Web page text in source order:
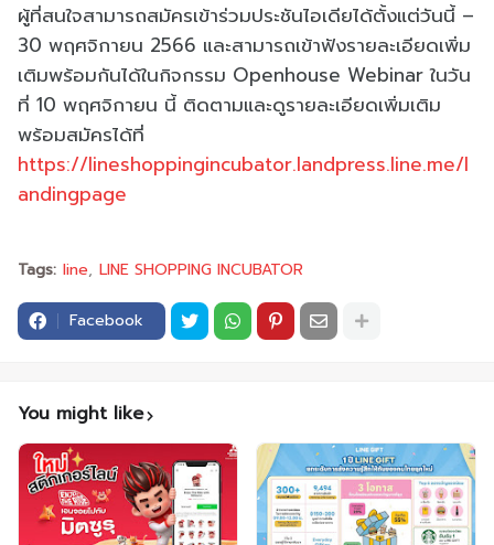
ผู้ที่สนใจสามารถสมัครเข้าร่วมประชันไอเดียได้ตั้งแต่วันนี้ –
30 พฤศจิกายน 2566 และสามารถเข้าฟังรายละเอียดเพิ่ม
เติมพร้อมกันได้ในกิจกรรม Openhouse Webinar ในวัน
ที่ 10 พฤศจิกายน นี้ ติดตามและดูรายละเอียดเพิ่มเติม
พร้อมสมัครได้ที่
https://lineshoppingincubator.landpress.line.me/l
andingpage
Tags: line LINE SHOPPING INCUBATOR
Facebook
You might like